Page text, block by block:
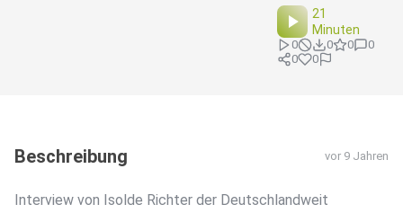
21
Minuten
0 0 0
0
0
0
Beschreibung vor 9 Jahren
Interview von Isolde Richter der Deutschlandweit